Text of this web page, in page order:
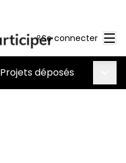
Se connecter
Projets déposés